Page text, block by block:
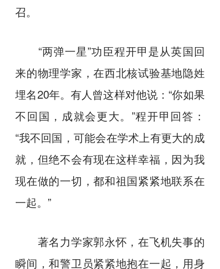
召。
“两弹一星”功臣程开甲是从英国回
来的物理学家，在西北核试验基地隐姓
埋名20年。有人曾这样对他说：“你如果
不回国，成就会更大。”程开甲回答：
“我不回国，可能会在学术上有更大的成
就，但绝不会有现在这样幸福，因为我
现在做的一切，都和祖国紧紧地联系在
一起。”
著名力学家郭永怀，在飞机失事的
瞬间，和警卫员紧紧地抱在一起，用身